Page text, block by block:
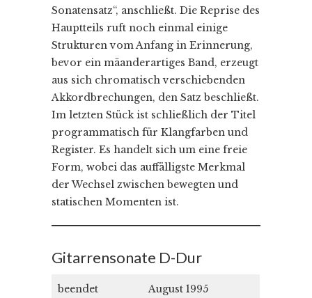
Sonatensatz“, anschließt. Die Reprise des
Hauptteils ruft noch einmal einige
Strukturen vom Anfang in Erinnerung,
bevor ein mäanderartiges Band, erzeugt
aus sich chromatisch verschiebenden
Akkordbrechungen, den Satz beschließt.
Im letzten Stück ist schließlich der Titel
programmatisch für Klangfarben und
Register. Es handelt sich um eine freie
Form, wobei das auffälligste Merkmal
der Wechsel zwischen bewegten und
statischen Momenten ist.
Gitarrensonate D-Dur
beendet August 1995